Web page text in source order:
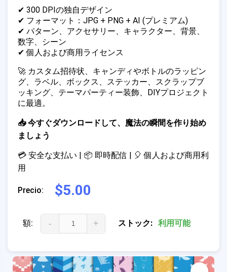
✔ 300 DPIの独自デザイン
✔ フォーマット：JPG + PNG + AI (プレミアム)
✔ パターン、アクセサリー、キャラクター、背景、
数字、シーン
✔ 個人および商用ライセンス
🚀 カスタム招待状、キャンディやボトルのラッピン
グ、ラベル、ボックス、ステッカー、スクラップブ
ッキング、テーマパーティー装飾、DIYプロジェクト
に最適。
📥 今すぐダウンロードして、魔法の瞬間を作り始め
ましょう
💳 安全な支払い | 📦 即時配信 | 🎈 個人および商用利
用
Precio: $5.00
額: - + ストック: 利用可能